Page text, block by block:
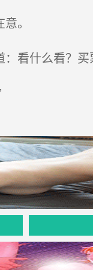
。
看什么看？买